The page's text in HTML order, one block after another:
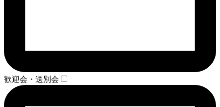
歓迎会・送別会